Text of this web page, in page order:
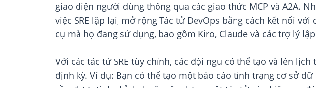
giao diện người dùng thông qua các giao thức MCP và A2A.
việc SRE lặp lại, mở rộng Tác tử DevOps bằng cách kết nối
cụ mà họ đang sử dụng, bao gồm Kiro, Claude và các trợ lý
Với các tác tử SRE tùy chỉnh, các đội ngũ có thể tạo và lên
định kỳ. Ví dụ: Bạn có thể tạo một báo cáo tình trạng cơ sở